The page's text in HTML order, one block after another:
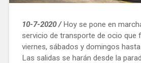
10-7-2020 /Hoy se pone en
servicio de transporte de ocio que
viernes, sábados y domingos
Las salidas se harán desde la